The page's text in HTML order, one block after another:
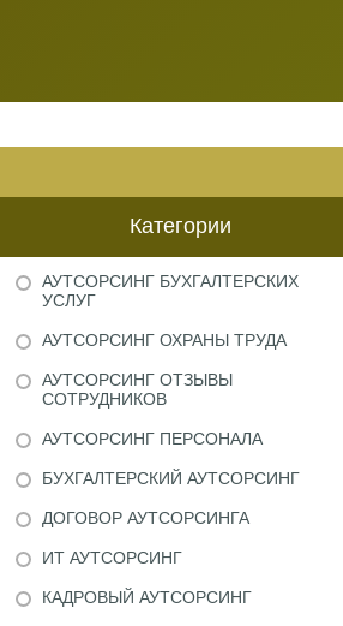
Категории
АУТСОРСИНГ БУХГАЛТЕРСКИХ
УСЛУГ
АУТСОРСИНГ ОХРАНЫ ТРУДА
АУТСОРСИНГ ОТЗЫВЫ
СОТРУДНИКОВ
АУТСОРСИНГ ПЕРСОНАЛА
БУХГАЛТЕРСКИЙ АУТСОРСИНГ
ДОГОВОР АУТСОРСИНГА
ИТ АУТСОРСИНГ
КАДРОВЫЙ АУТСОРСИНГ